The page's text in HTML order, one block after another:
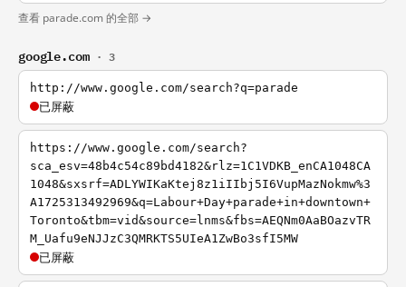
查看 parade.com 的全部 →
google.com · 3
http://www.google.com/search?q=parade
已屏蔽
https://www.google.com/search?
sca_esv=48b4c54c89bd4182&rlz=1C1VDKB_enCA1048CA
1048&sxsrf=ADLYWIKaKtej8z1iIIbj5I6VupMazNokmw%3
A1725313492969&q=Labour+Day+parade+in+downtown+
Toronto&tbm=vid&source=lnms&fbs=AEQNm0AaBOazvTR
M_Uafu9eNJJzC3QMRKTS5UIeA1ZwBo3sfI5MW
已屏蔽